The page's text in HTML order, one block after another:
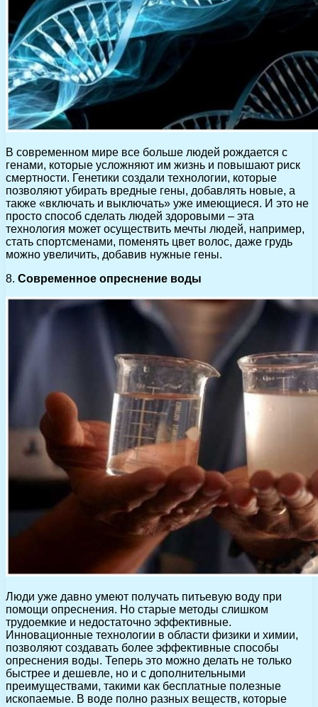
В современном мире все больше людей рождается с
генами, которые усложняют им жизнь и повышают риск
смертности. Генетики создали технологии, которые
позволяют убирать вредные гены, добавлять новые, а
также «включать и выключать» уже имеющиеся. И это не
просто способ сделать людей здоровыми – эта
технология может осуществить мечты людей, например,
стать спортсменами, поменять цвет волос, даже грудь
можно увеличить, добавив нужные гены.
8. Современное опреснение воды
Люди уже давно умеют получать питьевую воду при
помощи опреснения. Но старые методы слишком
трудоемкие и недостаточно эффективные.
Инновационные технологии в области физики и химии,
позволяют создавать более эффективные способы
опреснения воды. Теперь это можно делать не только
быстрее и дешевле, но и с дополнительными
преимуществами, такими как бесплатные полезные
ископаемые. В воде полно разных веществ, которые